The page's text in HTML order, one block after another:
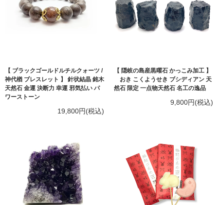
【 ブラックゴールドルチルクォーツ /
神代楢 ブレスレット 】 針状結晶 銘木
天然石 金運 決断力 幸運 邪気払い パ
ワーストーン
19,800円(税込)
【 隠岐の島産黒曜石 かっこみ加工 】
おき こくようせき ブシディアン 天
然石 限定 一点物天然石 名工の逸品
9,800円(税込)